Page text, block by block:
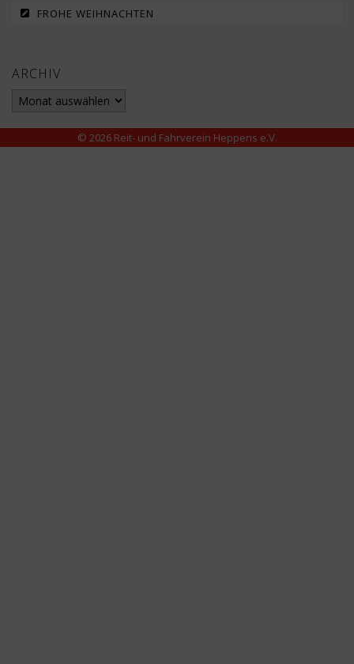
FROHE WEIHNACHTEN
ARCHIV
Archiv
© 2026 Reit- und Fahrverein Heppens e.V.